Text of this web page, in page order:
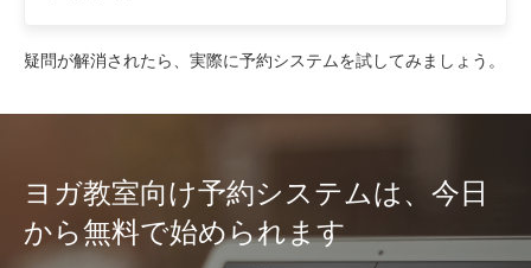
疑問が解消されたら、実際に予約システムを試してみましょう。
ヨガ教室向け予約システムは、今日
から無料で始められます